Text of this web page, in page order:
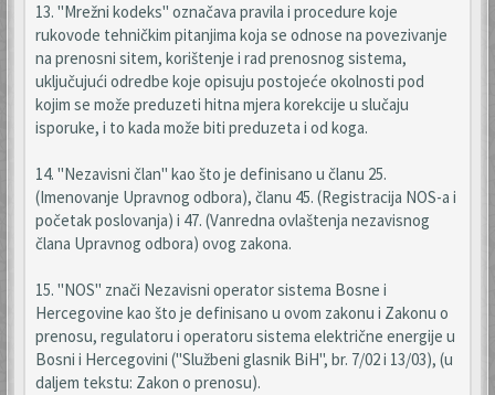
13. "Mrežni kodeks" označava pravila i procedure koje
rukovode tehničkim pitanjima koja se odnose na povezivanje
na prenosni sitem, korištenje i rad prenosnog sistema,
uključujući odredbe koje opisuju postojeće okolnosti pod
kojim se može preduzeti hitna mjera korekcije u slučaju
isporuke, i to kada može biti preduzeta i od koga.
14. "Nezavisni član" kao što je definisano u članu 25.
(Imenovanje Upravnog odbora), članu 45. (Registracija NOS-a i
početak poslovanja) i 47. (Vanredna ovlaštenja nezavisnog
člana Upravnog odbora) ovog zakona.
15. "NOS" znači Nezavisni operator sistema Bosne i
Hercegovine kao što je definisano u ovom zakonu i Zakonu o
prenosu, regulatoru i operatoru sistema električne energije u
Bosni i Hercegovini ("Službeni glasnik BiH", br. 7/02 i 13/03), (u
daljem tekstu: Zakon o prenosu).